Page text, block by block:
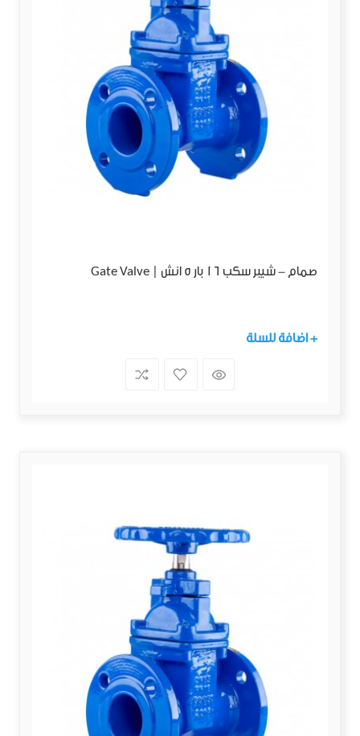
صمام - شيبر سكب 16 بار 5 انش | Gate Valve
+ اضافة للسلة